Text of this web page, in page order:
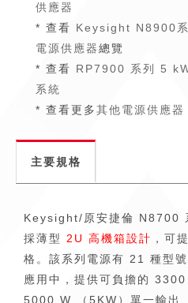
供應器
* 查看 Keysight N8900
電源供應器總覽
* 查看 RP7900 系列 5
系統
* 查看更多其他電源供應器
主要規格
Keysight/原安捷倫 N8700
採薄型 2U 高機箱設計 ，可
格。該系列電源有 21 種型
應用中，提供可負擔的
5000 W （5KW）單一輸出